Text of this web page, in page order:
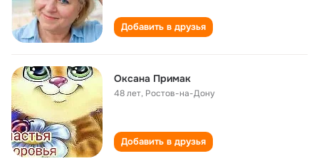
Добавить в друзья
Оксана Примак
48 лет, Ростов-на-Дону
Добавить в друзья